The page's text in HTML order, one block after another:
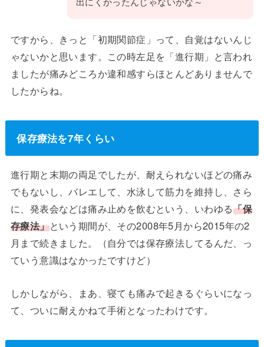
ですから、きっと「初期関節症」って、自覚はないんじ
ゃないかと思います。この時左足を「進行期」と言われ
ましたが痛みどころか違和感すらほとんどありませんで
したからね。
保存療法を7年くらい
進行期と末期の両足でしたが、耐えられないほどの痛み
でもないし、バレエして、水泳して筋力を維持し、さら
に、発表会などは痛み止めを飲むという、いわゆる「保
存療法」という期間が、その2008年5月から2015年の2
月まで続きました。（自分では保存療法してるんだ、っ
ていう意識はなかったですけど）
しかしながら、まあ、寝ても痛みで起きるぐらいになっ
て、ついに耐えかねて手術となったわけです。